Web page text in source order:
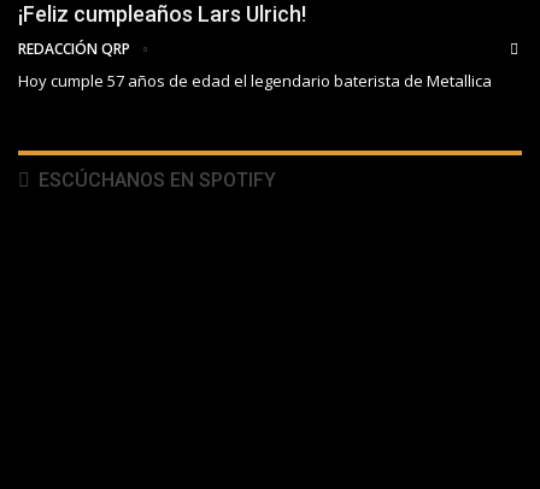
¡Feliz cumpleaños Lars Ulrich!
REDACCIÓN QRP
Hoy cumple 57 años de edad el legendario baterista de Metallica
ESCÚCHANOS EN SPOTIFY